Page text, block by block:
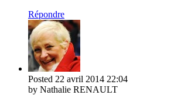
Répondre
Posted 22 avril 2014 22:04
by Nathalie RENAULT